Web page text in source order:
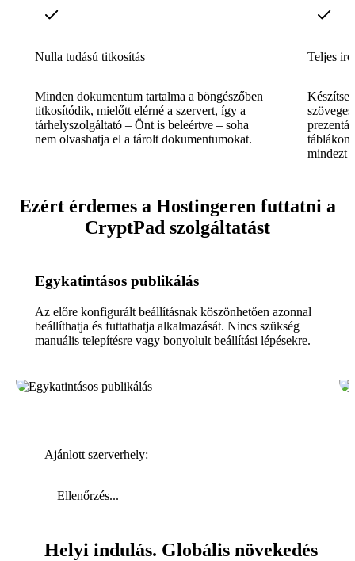
Nulla tudású titkosítás
Minden dokumentum tartalma a böngészőben
titkosítódik, mielőtt elérné a szervert, így a
tárhelyszolgáltató – Önt is beleértve – soha
nem olvashatja el a tárolt dokumentumokat.
Teljes
mindezt
Ezért érdemes a Hostingeren futtatni a
CryptPad szolgáltatást
Egykatintásos publikálás
Az előre konfigurált beállításnak köszönhetően azonnal
beállíthatja és futtathatja alkalmazását. Nincs szükség
manuális telepítésre vagy bonyolult beállítási lépésekre.
Ajánlott szerverhely:
Ellenőrzés...
Helyi indulás. Globális növekedés